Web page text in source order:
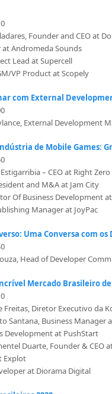
Founder and CEO at
Andromeda Sounds
Lead at Supercell
VP Product at Scopely
com External
External Development
de Mobile Games:
– CEO at Right Zero
and M&A at Jam City
Of Business Development
Manager at JoyPac
Uma Conversa com os
Head of Developer
Mercado Brasileiro
Freitas, Diretor Executivo da
Santana, Business Manager
Development at PushStart
Duarte, Founder & CEO
Explot
at Diorama Digital